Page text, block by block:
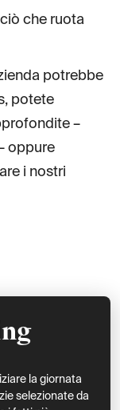
che ruota
potrebbe
potete
–
oppure
i nostri
la giornata
selezionate da